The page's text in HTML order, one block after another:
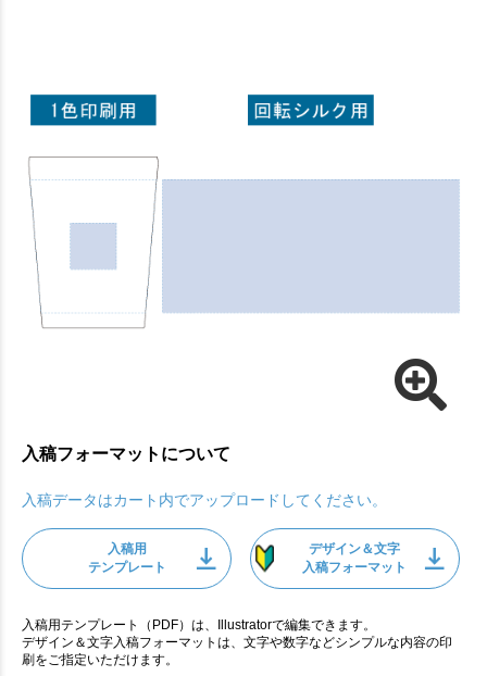
入稿フォーマットについて
入稿データはカート内でアップロードしてください。
入稿用
テンプレート
デザイン＆文字
入稿フォーマット
入稿用テンプレート（PDF）は、Illustratorで編集できます。
デザイン＆文字入稿フォーマットは、文字や数字などシンプルな内容の印
刷をご指定いただけます。